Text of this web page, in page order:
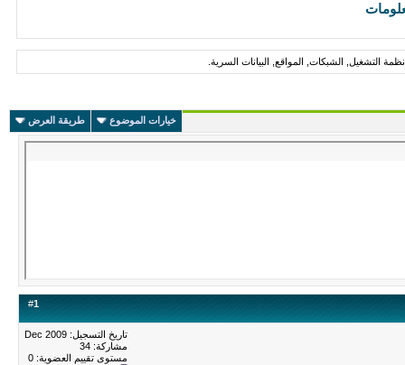
التشغيل, الشبكات, المواقع, البيانات السرية.
خيارات الموضوع طريقة العرض
#1
تاريخ التسجيل: Dec 2009
مشاركة: 34
مستوى تقييم العضوية: 0